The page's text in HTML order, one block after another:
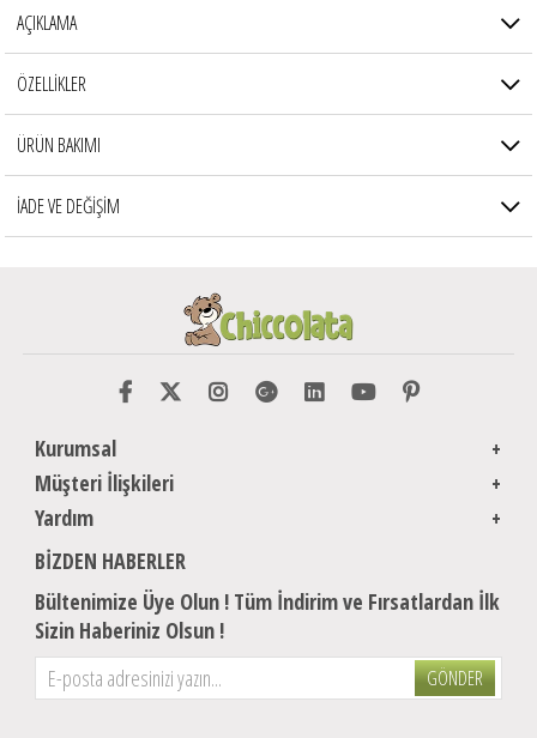
AÇIKLAMA
ÖZELLİKLER
ÜRÜN BAKIMI
İADE VE DEĞİŞİM
Kurumsal
Müşteri İlişkileri
Yardım
BIZDEN HABERLER
Bültenimize Üye Olun ! Tüm İndirim ve Fırsatlardan İlk
Sizin Haberiniz Olsun !
GÖNDER